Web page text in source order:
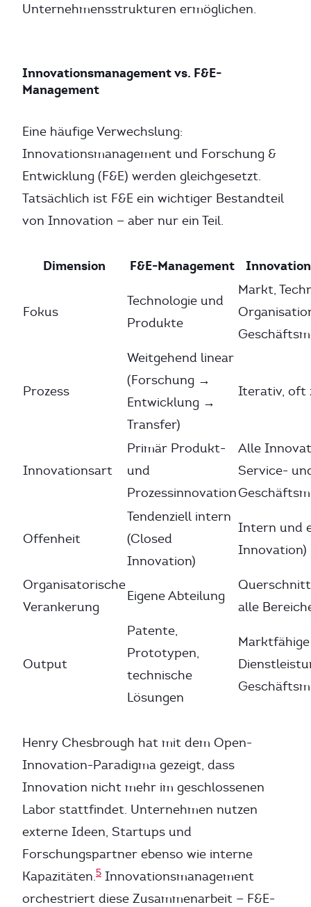
Unternehmensstrukturen ermöglichen.
Innovationsmanagement vs. F&E-
Management
Eine häufige Verwechslung:
Innovationsmanagement und Forschung &
Entwicklung (F&E) werden gleichgesetzt.
Tatsächlich ist F&E ein wichtiger Bestandteil
von Innovation — aber nur ein Teil.
Dimension F&E-Management
Fokus
Technologie und
Produkte
Markt,
Prozess
Weitgehend linear
(Forschung →
Entwicklung →
Transfer)
Iterativ, oft
Innovationsart
Primär Produkt-
und
Prozessinnovation
Alle
Service-
Offenheit
Tendenziell intern
(Closed
Innovation)
Intern und
Innovation)
Organisatorische
Verankerung
Eigene Abteilung
alle
Output
Patente,
Prototypen,
technische
Lösungen
Henry Chesbrough hat mit dem Open-
Innovation-Paradigma gezeigt, dass
Innovation nicht mehr im geschlossenen
Labor stattfindet. Unternehmen nutzen
externe Ideen, Startups und
Forschungspartner ebenso wie interne
Kapazitäten.5 Innovationsmanagement
orchestriert diese Zusammenarbeit — F&E-